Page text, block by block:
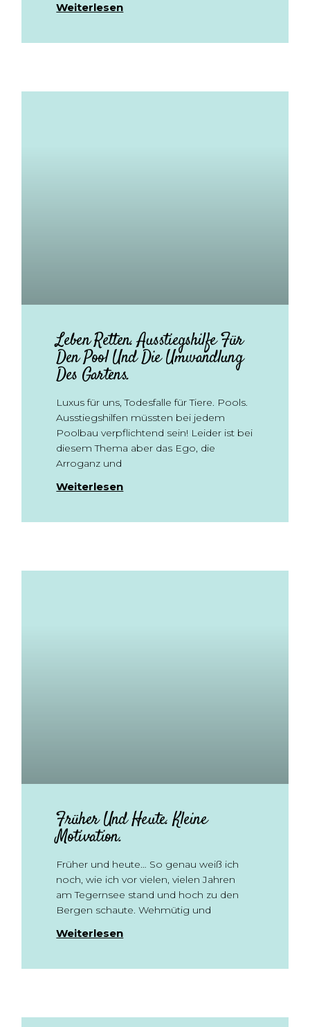
Weiterlesen
Leben Retten. Ausstiegshilfe Für
Den Pool Und Die Umwandlung
Des Gartens.
Luxus für uns, Todesfalle für Tiere. Pools.
Ausstiegshilfen müssten bei jedem
Poolbau verpflichtend sein! Leider ist bei
diesem Thema aber das Ego, die
Arroganz und
Weiterlesen
Früher Und Heute. Kleine
Motivation.
Früher und heute… So genau weiß ich
noch, wie ich vor vielen, vielen Jahren
am Tegernsee stand und hoch zu den
Bergen schaute. Wehmütig und
Weiterlesen